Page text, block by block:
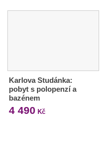
Karlova Studánka:
pobyt s polopenzí a
bazénem
4 490 Kč